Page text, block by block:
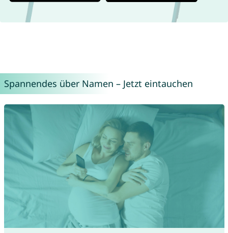
Spannendes über Namen – Jetzt eintauchen